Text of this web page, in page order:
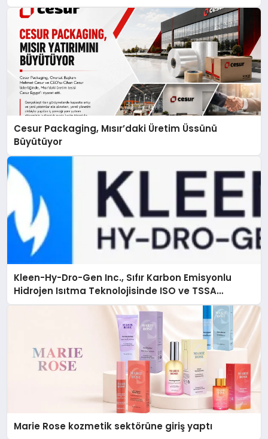
Cesur Packaging, Mısır’daki Üretim Üssünü
Büyütüyor
Kleen-Hy-Dro-Gen Inc., Sıfır Karbon Emisyonlu
Hidrojen Isıtma Teknolojisinde ISO ve TSSA
Düzenleyici Onaylarını Aldı
Marie Rose kozmetik sektörüne giriş yaptı